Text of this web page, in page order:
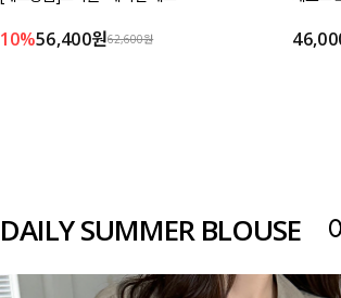
10%56,400원62,600원
DAILY SUMMER BLOUSE